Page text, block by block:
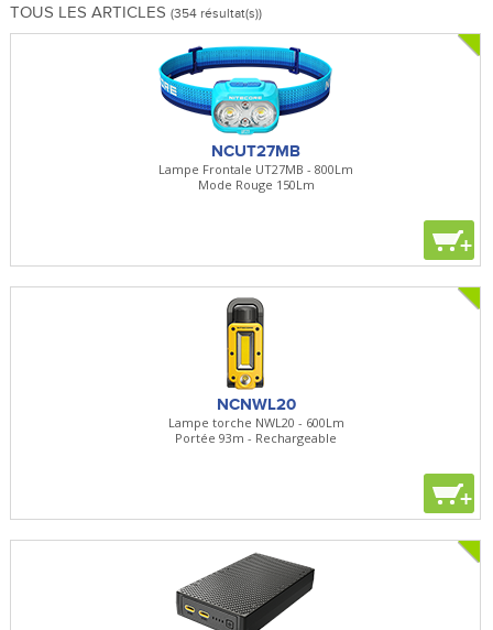
TOUS LES ARTICLES (354 résultat(s))
NCUT27MB
Lampe Frontale UT27MB - 800Lm
Mode Rouge 150Lm
+
NCNWL20
Lampe torche NWL20 - 600Lm
Portée 93m - Rechargeable
+